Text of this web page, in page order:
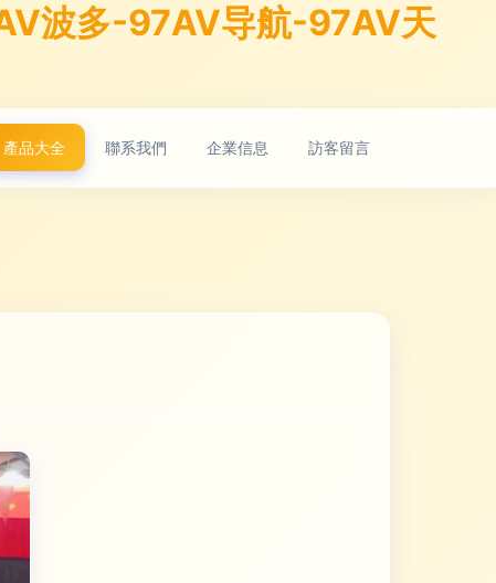
波多-97AV导航-97AV天
產品大全 聯系我們 企業信息 訪客留言